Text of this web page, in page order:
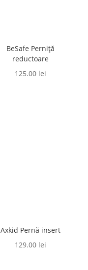
BeSafe Perniță
reductoare
125.00 lei
Axkid Pernă insert
129.00 lei